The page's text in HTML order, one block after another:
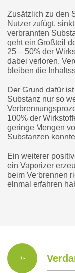
Zusätzlich zu den
Nutzer zufügt,
verbrannten
geht ein Großteil
25 – 50% der
dabei verloren.
bleiben die
Der Grund dafür
Substanz nur so
100% der
geringe Mengen
Substanzen
Ein weiterer
ein Vaporizer
beim Verbrennen
einmal erfahren
+-